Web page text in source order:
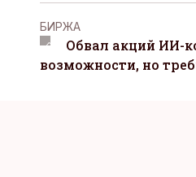
БИРЖА
Обвал акций ИИ-
возможности, но